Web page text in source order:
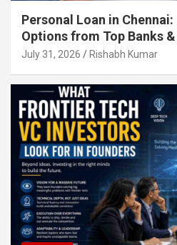
Personal Loan in
Options from Top Banks &
July 31, 2026 Rishabh Kumar